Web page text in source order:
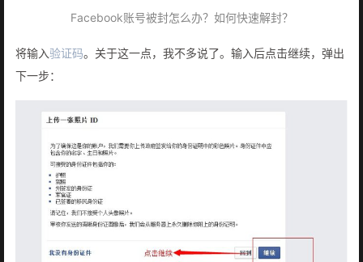
Facebook账号被封怎么办？如何快速解封？
将输入验证码。关于这一点，我不多说了。输入后点击继续，弹出
下一步：